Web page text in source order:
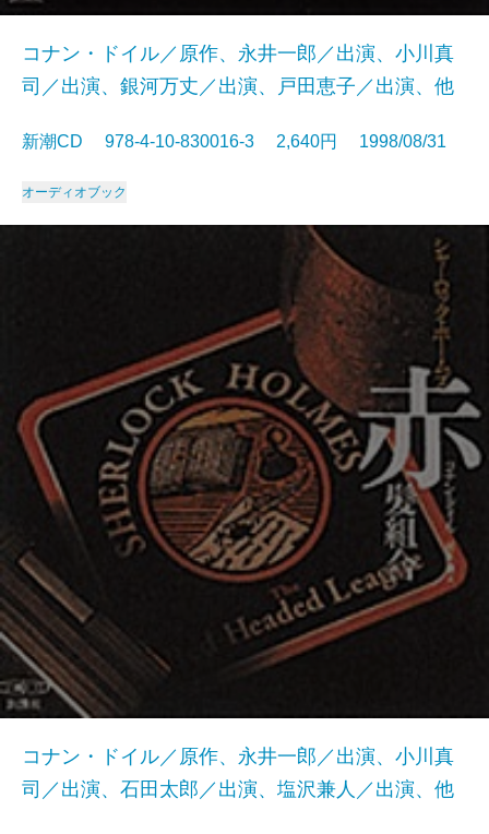
コナン・ドイル／原作、永井一郎／出演、小川真
司／出演、銀河万丈／出演、戸田恵子／出演、他
新潮CD 978-4-10-830016-3 2,640円 1998/08/31
オーディオブック
コナン・ドイル／原作、永井一郎／出演、小川真
司／出演、石田太郎／出演、塩沢兼人／出演、他